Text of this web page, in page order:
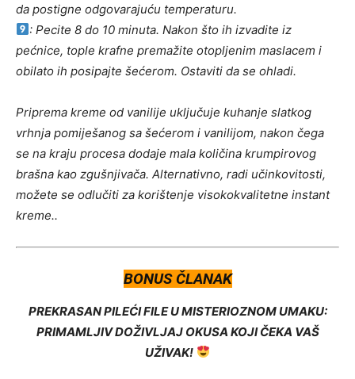
da postigne odgovarajuću temperaturu.
: Pecite 8 do 10 minuta. Nakon što ih izvadite iz
pećnice, tople krafne premažite otopljenim maslacem i
obilato ih posipajte šećerom. Ostaviti da se ohladi.
Priprema kreme od vanilije uključuje kuhanje slatkog
vrhnja pomiješanog sa šećerom i vanilijom, nakon čega
se na kraju procesa dodaje mala količina krumpirovog
brašna kao zgušnjivača. Alternativno, radi učinkovitosti,
možete se odlučiti za korištenje visokokvalitetne instant
kreme..
BONUS ČLANAK
PREKRASAN PILEĆI FILE U MISTERIOZNOM UMAKU:
PRIMAMLJIV DOŽIVLJAJ OKUSA KOJI ČEKA VAŠ
UŽIVAK!